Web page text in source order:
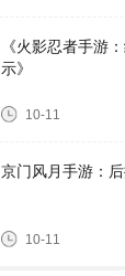
《火影忍者手游
示》
10-11
京门风月手游：
10-11